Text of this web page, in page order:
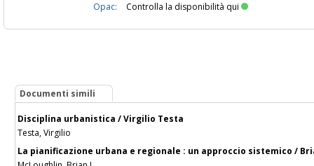
Opac:
Controlla la disponibilità qui
Documenti simili
Disciplina urbanistica / Virgilio Testa
Testa, Virgilio
La pianificazione urbana e regionale : un approccio sistemico /